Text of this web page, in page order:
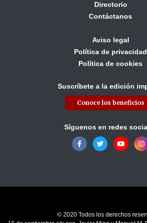
Directorio
Contáctanos
Aviso legal
Política de privacidad
Política de cookies
Suscríbete a la edición
Conoce los beneficios
Síguenos en redes
© 2020 Todos los derechos